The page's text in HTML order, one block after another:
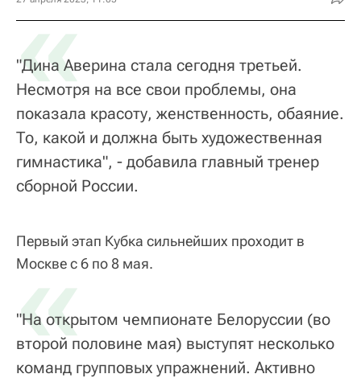
«
"Дина Аверина стала сегодня третьей.
Несмотря на все свои проблемы, она
показала красоту, женственность, обаяние.
То, какой и должна быть художественная
гимнастика", - добавила главный тренер
сборной России.
Первый этап Кубка сильнейших проходит в
Москве с 6 по 8 мая.
«
"На открытом чемпионате Белоруссии (во
второй половине мая) выступят несколько
команд групповых упражнений. Активно